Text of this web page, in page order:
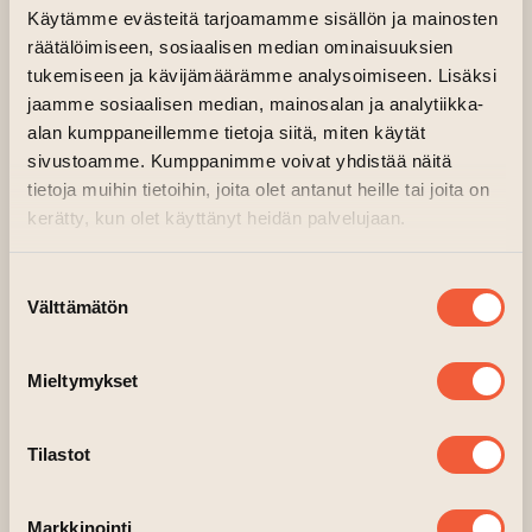
Käytämme evästeitä tarjoamamme sisällön ja mainosten
räätälöimiseen, sosiaalisen median ominaisuuksien
tukemiseen ja kävijämäärämme analysoimiseen. Lisäksi
jaamme sosiaalisen median, mainosalan ja analytiikka-
alan kumppaneillemme tietoja siitä, miten käytät
sivustoamme. Kumppanimme voivat yhdistää näitä
tietoja muihin tietoihin, joita olet antanut heille tai joita on
kerätty, kun olet käyttänyt heidän palvelujaan.
valinta
Välttämätön
Mieltymykset
Tilastot
Markkinointi
Huonekaluliikettä pyörittävä Clark (Chiwetel
Ejiofor) löytää liikkeensä kellarista piilotetun
oven. Hän alkaa nopeasti pakkomielteisesti
tutkia sen salaisuutta ja kertoo asiasta
psykologilleen, tohtori Mary Klinelle (Renate
Reinsve). Kun Mary seuraa häntä ovesta
Valmistumisvuosi
Kane Parsons
Chiwetel Ejiofor, Renate